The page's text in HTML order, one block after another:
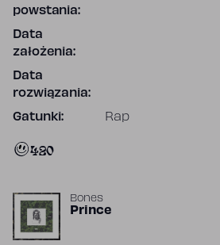
powstania:
Data
założenia:
Data
rozwiązania:
Gatunki: Rap
420
Bones
Prince